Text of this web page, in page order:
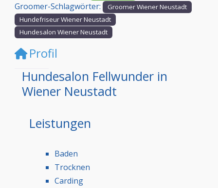
Groomer-Schlagwörter:
Groomer Wiener Neustadt
Hundefriseur Wiener Neustadt
Hundesalon Wiener Neustadt
Profil
Hundesalon Fellwunder in
Wiener Neustadt
Leistungen
Baden
Trocknen
Carding